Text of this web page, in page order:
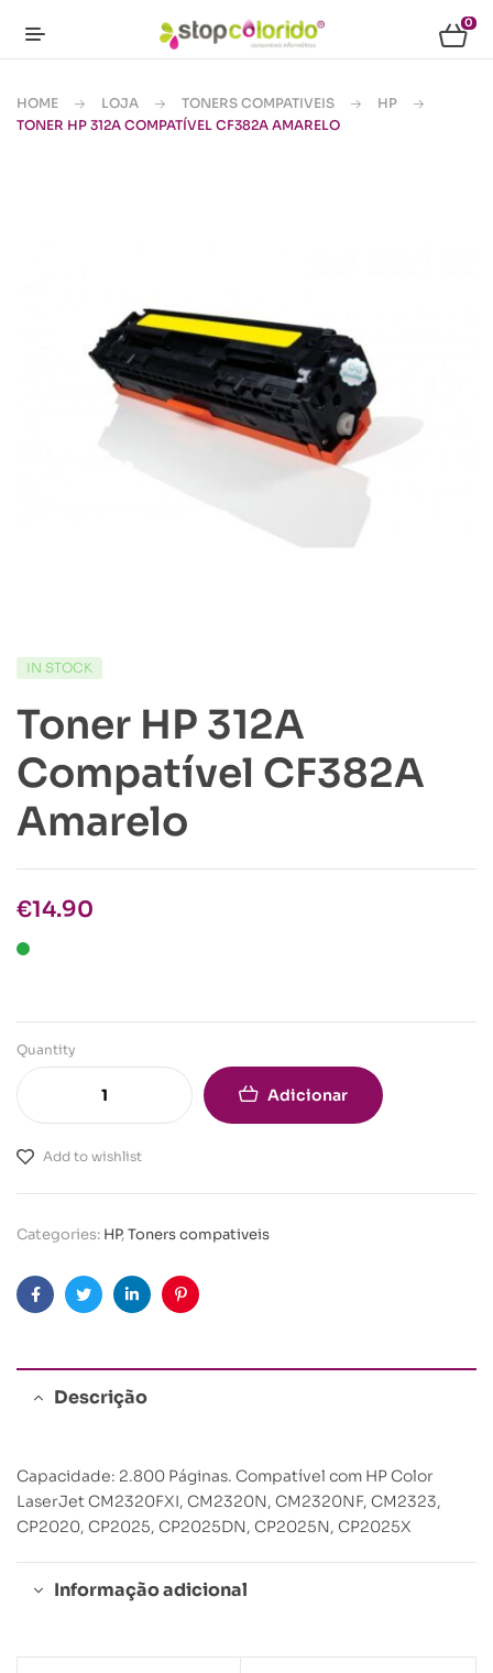
0
HOME LOJA TONERS COMPATIVEIS
HP
TONER HP 312A COMPATÍVEL CF382A AMARELO
IN STOCK
Toner HP 312A
Compatível CF382A
Amarelo
€14.90
Quantity
Adicionar
Add to wishlist
Categories: HP,Toners compativeis
FacebookTwitterLinkedinPinterest
Descrição
Capacidade: 2.800 Páginas. Compatível com HP Color
LaserJet CM2320FXI, CM2320N, CM2320NF, CM2323,
CP2020, CP2025, CP2025DN, CP2025N, CP2025X
Informação adicional